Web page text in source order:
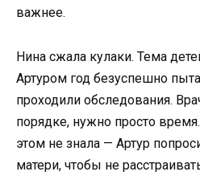
важнее.
Нина сжала кулаки. Тема
Артуром год безуспешно
проходили обследования.
порядке, нужно просто
этом не знала — Артур
матери, чтобы не